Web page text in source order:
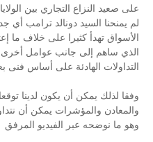
على صعيد النزاع التجاري بين
لم يمنحنا السيد دونالد ترامب أي
الأسواق تهدأ كثيرا على خلاف ما
الذي ساهم إلى جانب عوامل
التداولات الهادئة على أساس فنى
وفقا لذلك يمكن أن يكون لدينا
والمعادن والمؤشرات يمكن أن
وهو ما نوضحه عبر الفيديو المرفق